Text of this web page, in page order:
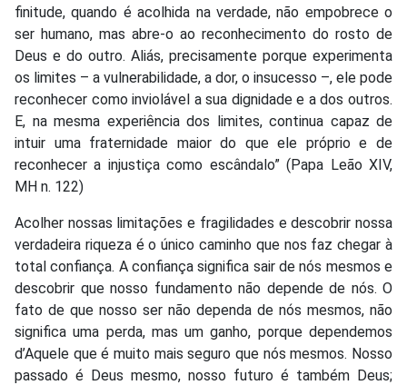
finitude, quando é acolhida na verdade, não empobrece o
ser humano, mas abre-o ao reconhecimento do rosto de
Deus e do outro. Aliás, precisamente porque experimenta
os limites – a vulnerabilidade, a dor, o insucesso –, ele pode
reconhecer como inviolável a sua dignidade e a dos outros.
E, na mesma experiência dos limites, continua capaz de
intuir uma fraternidade maior do que ele próprio e de
reconhecer a injustiça como escândalo” (Papa Leão XIV,
MH n. 122)
Acolher nossas limitações e fragilidades e descobrir nossa
verdadeira riqueza é o único caminho que nos faz chegar à
total confiança. A confiança significa sair de nós mesmos e
descobrir que nosso fundamento não depende de nós. O
fato de que nosso ser não dependa de nós mesmos, não
significa uma perda, mas um ganho, porque dependemos
d’Aquele que é muito mais seguro que nós mesmos. Nosso
passado é Deus mesmo, nosso futuro é também Deus;